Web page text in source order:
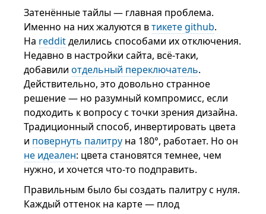
Затенённые тайлы — главная проблема.
Именно на них жалуются втикете github.
На redditделились способами их отключения.
Недавно в настройки сайта, всё-таки,
добавилиотдельный переключатель.
Действительно, это довольно странное
решение — но разумный компромисс, если
подходить к вопросу с точки зрения дизайна.
Традиционный способ, инвертировать цвета
и повернуть палитру на 180°, работает. Но он
не идеален: цвета становятся темнее, чем
нужно, и хочется что-то подправить.
Правильным было бы создать палитру с нуля.
Каждый оттенок на карте — плод